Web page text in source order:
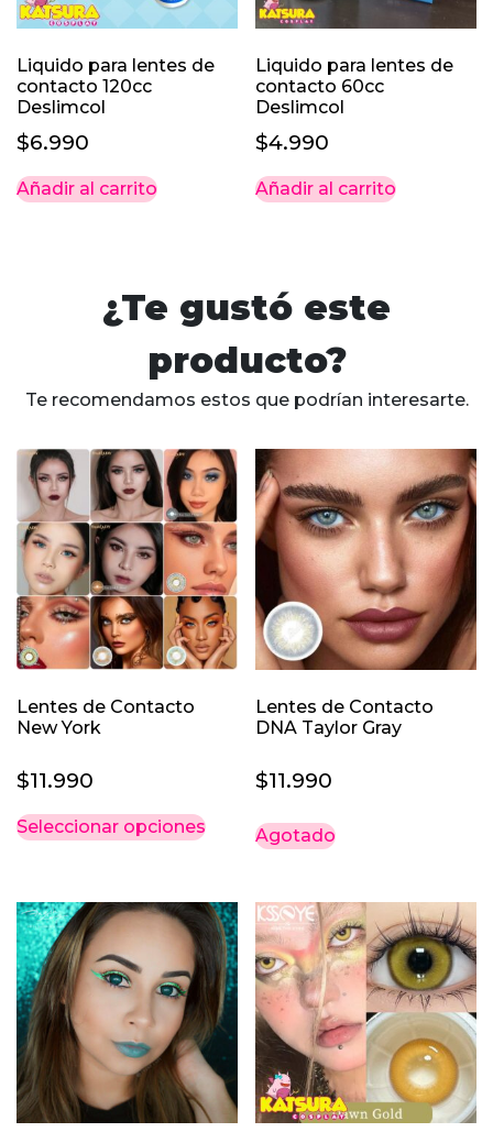
Liquido para lentes de
contacto 120cc
Deslimcol
$6.990
Añadir al carrito
Liquido para lentes de
contacto 60cc
Deslimcol
$4.990
Añadir al carrito
¿Te gustó este
producto?
Te recomendamos estos que podrían interesarte.
Lentes de Contacto
New York
$11.990
Seleccionar opciones
producto
variantes.
Las
opciones
se
pueden
elegir
en
la
Lentes de Contacto
DNA Taylor Gray
$11.990
Agotado